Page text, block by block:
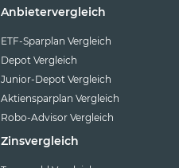
Anbietervergleich
ETF-Sparplan Vergleich
Depot Vergleich
Junior-Depot Vergleich
Aktiensparplan Vergleich
Robo-Advisor Vergleich
Zinsvergleich